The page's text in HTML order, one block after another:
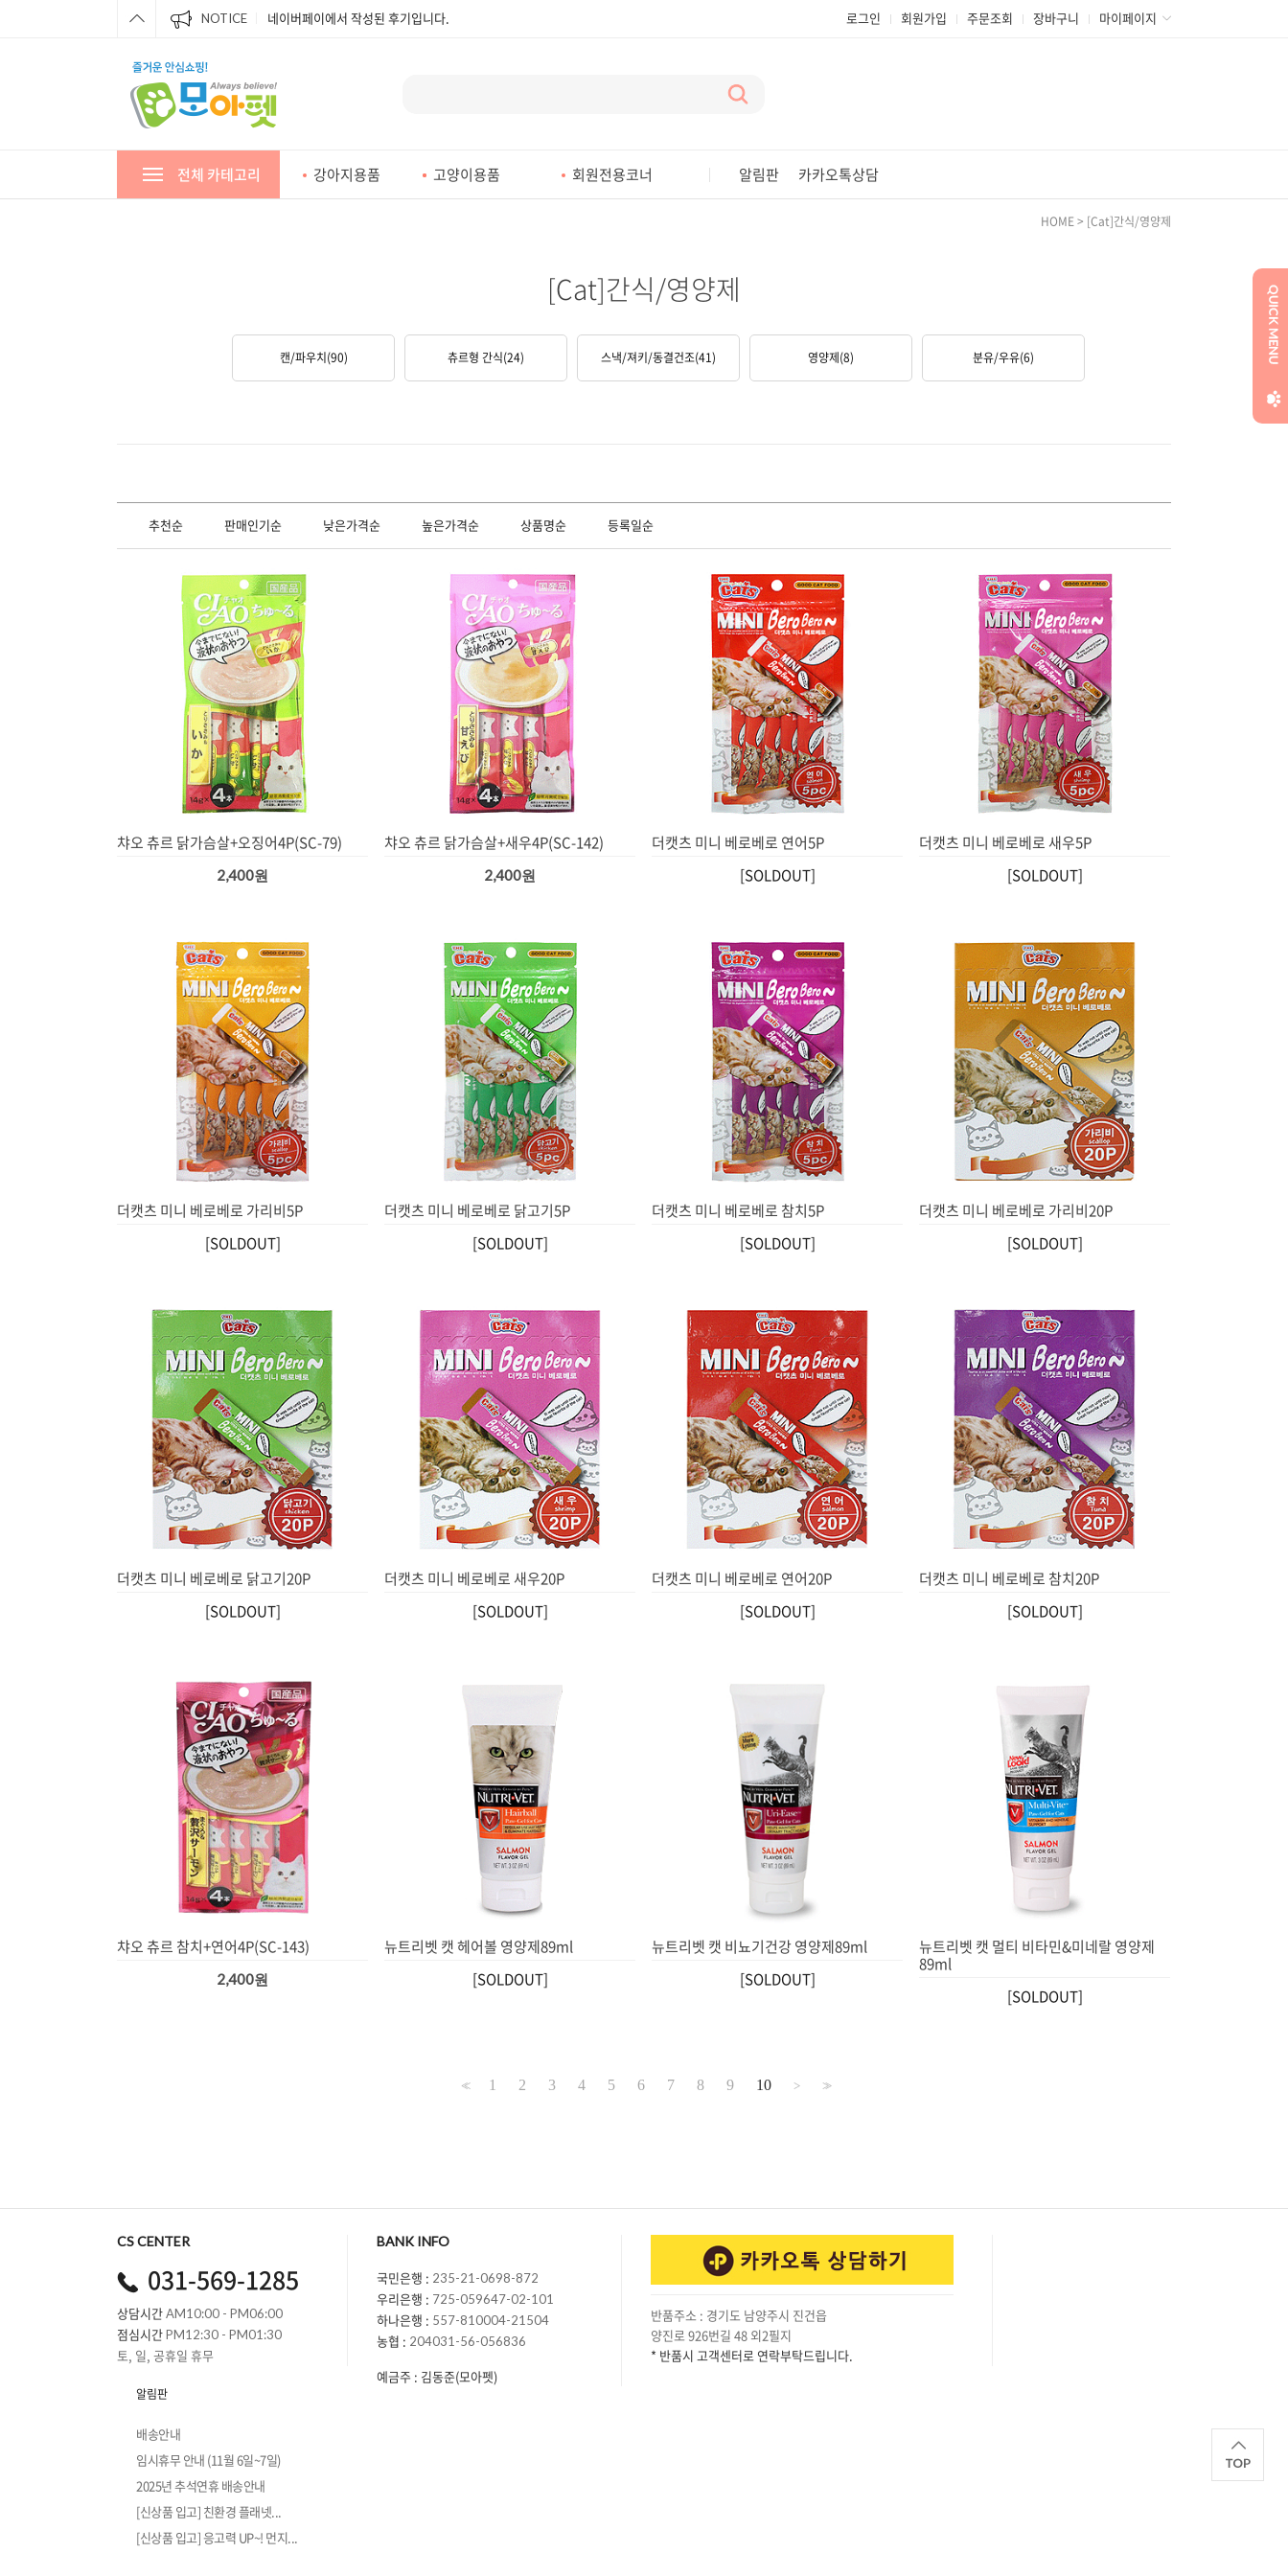
NOTICE
네이버페이에서 작성된 후기입니다.
네이버페이에서 작성된 후기입니다.
네이버페이에서 작성된 후기입니다.
네이버페이에서 작성된 후기입니다.
로그인 회원가입 주문조회 장바구니 마이페이지
전체 카테고리 강아지용품 고양이용품 회원전용코너 알림판 카카오톡상담
HOME> [Cat]간식/영양제
[Cat]간식/영양제
캔/파우치(90) 츄르형 간식(24) 스낵/져키/동결건조(41) 영양제(8) 분유/우유(6)
추천순 판매인기순 낮은가격순 높은가격순 상품명순 등록일순
챠오 츄르 닭가슴살+오징어4P(SC-79)
2,400원
챠오 츄르 닭가슴살+새우4P(SC-142)
2,400원
더캣츠 미니 베로베로 연어5P
[SOLDOUT]
더캣츠 미니 베로베로 새우5P
[SOLDOUT]
더캣츠 미니 베로베로 가리비5P
[SOLDOUT]
더캣츠 미니 베로베로 닭고기5P
[SOLDOUT]
더캣츠 미니 베로베로 참치5P
[SOLDOUT]
더캣츠 미니 베로베로 가리비20P
[SOLDOUT]
더캣츠 미니 베로베로 닭고기20P
[SOLDOUT]
더캣츠 미니 베로베로 새우20P
[SOLDOUT]
더캣츠 미니 베로베로 연어20P
[SOLDOUT]
더캣츠 미니 베로베로 참치20P
[SOLDOUT]
챠오 츄르 참치+연어4P(SC-143)
2,400원
뉴트리벳 캣 헤어볼 영양제89ml
[SOLDOUT]
뉴트리벳 캣 비뇨기건강 영양제89ml
[SOLDOUT]
뉴트리벳 캣 멀티 비타민&미네랄 영양제
89ml
[SOLDOUT]
<< 1 2 3 4 5 6 7 8 9 10 > >>
CS CENTER
031-569-1285
상담시간AM10:00 - PM06:00
점심시간PM12:30 - PM01:30
토, 일, 공휴일 휴무
BANK INFO
국민은행 : 235-21-0698-872
우리은행 : 725-059647-02-101
하나은행 : 557-810004-21504
농협 : 204031-56-056836
예금주 : 김동준(모아펫)
반품주소 : 경기도 남양주시 진건읍
양진로 926번길 48 외2필지
* 반품시 고객센터로 연락부탁드립니다.
알림판
배송안내
임시휴무 안내 (11월 6일~7일)
2025년 추석연휴 배송안내
[신상품 입고] 친환경 플래넷...
[신상품 입고] 응고력 UP~! 먼지...